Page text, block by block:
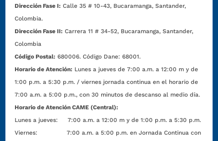
Dirección Fase I: Calle 35 # 10-43, Bucaramanga, Santander,
Colombia.
Dirección Fase II: Carrera 11 # 34-52, Bucaramanga, Santander,
Colombia
Código Postal: 680006. Código Dane: 68001.
Horario de Atención: Lunes a jueves de 7:00 a.m. a 12:00 m y de
1:00 p.m. a 5:30 p.m. / viernes jornada continua en el horario de
7:00 a.m. a 5:00 p.m., con 30 minutos de descanso al medio día.
Horario de Atención CAME (Central):
Lunes a jueves: 7:00 a.m. a 12:00 m y de 1:00 p.m. a 5:30 p.m.
Viernes: 7:00 a.m. a 5:00 p.m. en Jornada Continua con